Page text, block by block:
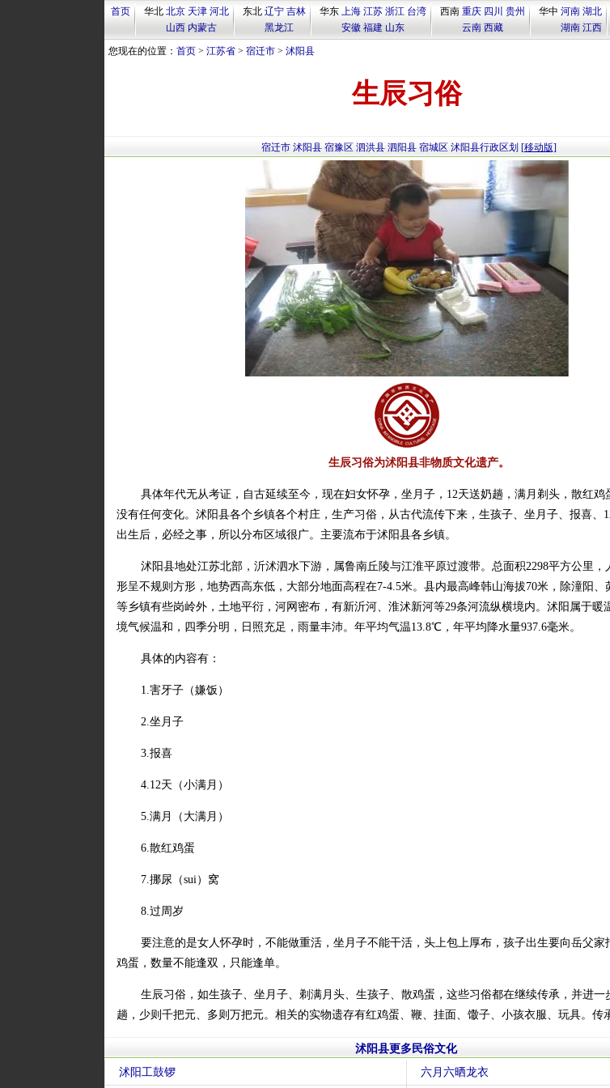
首页 华北 北京 天津 河北
山西 内蒙古
东北 辽宁 吉林
黑龙江
华东 上海 江苏 浙江 台湾
安徽 福建 山东
西南 重庆 四川 贵州
云南 西藏
华中 河南 湖北
湖南 江西
您现在的位置： 首页> 江苏省> 宿迁市> 沭阳县
生辰习俗
宿迁市 沭阳县 宿豫区 泗洪县 泗阳县 宿城区 沭阳县行政区划 [移动版]
生辰习俗为沭阳县非物质文化遗产。
具体年代无从考证，自古延续至今，现在妇女怀孕，坐月子，12天送奶趟，满月剃头，散红鸡
没有任何变化。沭阳县各个乡镇各个村庄，生产习俗，从古代流传下来，生孩子、坐月子、报喜、
出生后，必经之事，所以分布区域很广。主要流布于沭阳县各乡镇。
沭阳县地处江苏北部，沂沭泗水下游，属鲁南丘陵与江淮平原过渡带。总面积2298平方公里，
形呈不规则方形，地势西高东低，大部分地面高程在7-4.5米。县内最高峰韩山海拔70米，除潼阳、
等乡镇有些岗岭外，土地平衍，河网密布，有新沂河、淮沭新河等29条河流纵横境内。沭阳属于暖
境气候温和，四季分明，日照充足，雨量丰沛。年平均气温13.8℃，年平均降水量937.6毫米。
具体的内容有：
1.害牙子（嫌饭）
2.坐月子
3.报喜
4.12天（小满月）
5.满月（大满月）
6.散红鸡蛋
7.挪尿（sui）窝
8.过周岁
要注意的是女人怀孕时，不能做重活，坐月子不能干活，头上包上厚布，孩子出生要向岳父家
鸡蛋，数量不能逢双，只能逢单。
生辰习俗，如生孩子、坐月子、剃满月头、生孩子、散鸡蛋，这些习俗都在继续传承，并进一
趟，少则千把元、多则万把元。相关的实物遗存有红鸡蛋、鞭、挂面、馓子、小孩衣服、玩具。传
沭阳县更多民俗文化
沭阳工鼓锣
六月六晒龙衣